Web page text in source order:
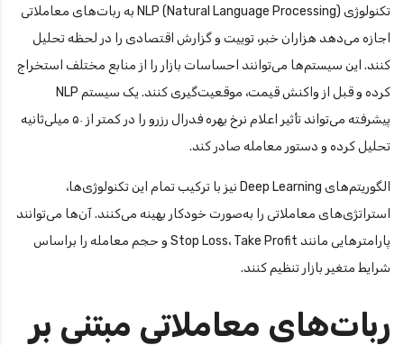
تکنولوژی NLP (Natural Language Processing) به ربات‌های معاملاتی
اجازه می‌دهد هزاران خبر، توییت و گزارش اقتصادی را در لحظه تحلیل
کنند. این سیستم‌ها می‌توانند احساسات بازار را از منابع مختلف استخراج
کرده و قبل از واکنش قیمت، موقعیت‌گیری کنند. یک سیستم NLP
پیشرفته می‌تواند تأثیر اعلام نرخ بهره فدرال رزرو را در کمتر از ۵۰ میلی‌ثانیه
تحلیل کرده و دستور معامله صادر کند.
الگوریتم‌های Deep Learning نیز با ترکیب تمام این تکنولوژی‌ها،
استراتژی‌های معاملاتی را به‌صورت خودکار بهینه می‌کنند. آن‌ها می‌توانند
پارامترهایی مانند Stop Loss، Take Profit و حجم معامله را براساس
شرایط متغیر بازار تنظیم کنند.
ربات‌های معاملاتی مبتنی بر